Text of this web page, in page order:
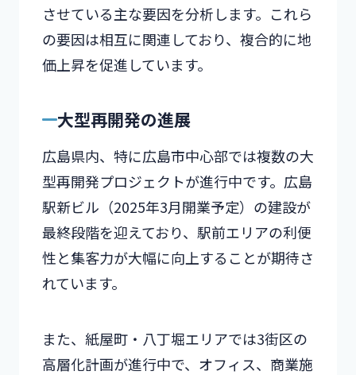
させている主な要因を分析します。これら
の要因は相互に関連しており、複合的に地
価上昇を促進しています。
大型再開発の進展
広島県内、特に広島市中心部では複数の大
型再開発プロジェクトが進行中です。広島
駅新ビル（2025年3月開業予定）の建設が
最終段階を迎えており、駅前エリアの利便
性と集客力が大幅に向上することが期待さ
れています。
また、紙屋町・八丁堀エリアでは3街区の
高層化計画が進行中で、オフィス、商業施